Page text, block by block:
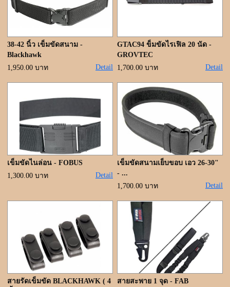
38-42 นิ้ว เข็มขัดสนาม -
Blackhawk
1,950.00 บาท
Detail
GTAC94 ข็มขัดไรเฟิล 20 นัด -
GROVTEC
1,700.00 บาท
Detail
เข็มขัดไนล่อน - FOBUS
1,300.00 บาท
Detail
เข็มขัดสนามเย็บขอบ เอว 26-30"
- ...
1,700.00 บาท
Detail
สายรัดเข็มขัด BLACKHAWK ( 4
สายสะพาย 1 จุด - FAB